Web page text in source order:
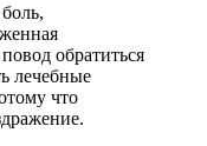
обратиться
лечебные
что